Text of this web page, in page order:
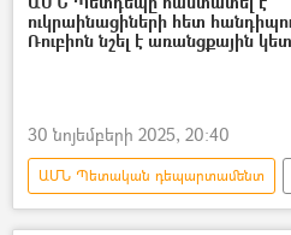
ուկրաինացիների հետ
Ռուբիոն նշել է առանցքային
30 նոյեմբերի 2025, 20:40
ԱՄՆ Պետական դեպարտամենտ
ԱՄՆ
Ուկրաինա